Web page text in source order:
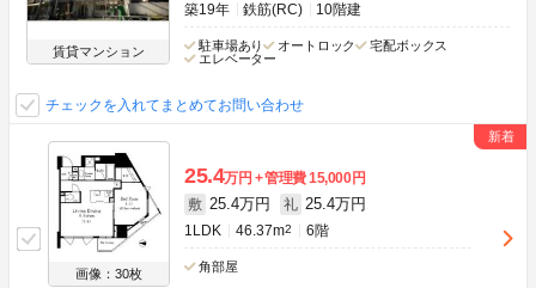
賃貸マンション
築19年
鉄筋(RC) 10階建
駐車場あり オートロック
宅配ボックス
エレベーター
チェックを入れてまとめてお問い合わせ
画像：30枚
25.4万円 管理費15,000円
敷 25.4万円 礼 25.4万円
1LDK 46.37m2 6階
角部屋